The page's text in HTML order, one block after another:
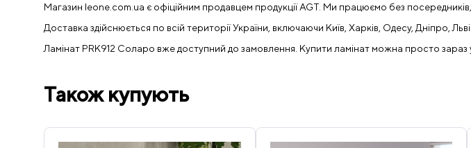
Магазин leone.com.ua є офіційним продавцем продукції AGT. Ми працюємо без
Доставка здійснюється по всій території України, включаючи Київ, Харків, Одесу, Дніпро,
Ламінат PRK912 Соларо вже доступний до замовлення. Купити ламінат можна просто зараз у
Також купують